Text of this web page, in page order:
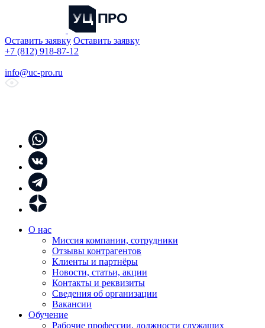
Оставить заявку Оставить заявку
+7 (812) 918-87-12
info@uc-pro.ru
О нас
Миссия компании, сотрудники
Отзывы контрагентов
Клиенты и партнёры
Новости, статьи, акции
Контакты и реквизиты
Сведения об организации
Вакансии
Обучение
Рабочие профессии, должности служащих